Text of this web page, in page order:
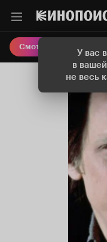
У вас
в
не весь
Смотреть кино